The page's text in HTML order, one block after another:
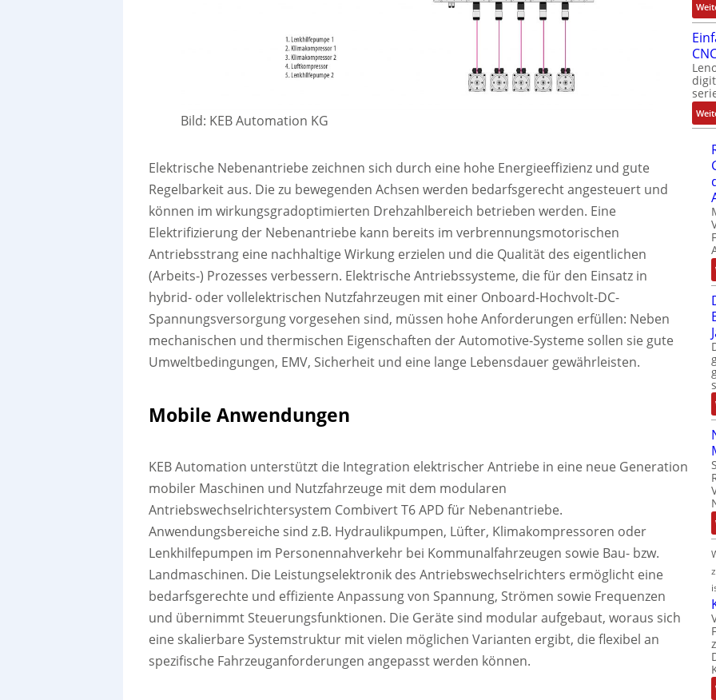
Bild: KEB Automation KG
Elektrische Nebenantriebe zeichnen sich durch eine hohe Energieeffizienz und gute
Regelbarkeit aus. Die zu bewegenden Achsen werden bedarfsgerecht angesteuert und
können im wirkungsgradoptimierten Drehzahlbereich betrieben werden. Eine
Elektrifizierung der Nebenantriebe kann bereits im verbrennungsmotorischen
Antriebsstrang eine nachhaltige Wirkung erzielen und die Qualität des eigentlichen
(Arbeits-) Prozesses verbessern. Elektrische Antriebssysteme, die für den Einsatz in
hybrid- oder vollelektrischen Nutzfahrzeugen mit einer Onboard-Hochvolt-DC-
Spannungsversorgung vorgesehen sind, müssen hohe Anforderungen erfüllen: Neben
mechanischen und thermischen Eigenschaften der Automotive-Systeme sollen sie gute
Umweltbedingungen, EMV, Sicherheit und eine lange Lebensdauer gewährleisten.
Mobile Anwendungen
KEB Automation unterstützt die Integration elektrischer Antriebe in eine neue Generation
mobiler Maschinen und Nutzfahrzeuge mit dem modularen
Antriebswechselrichtersystem Combivert T6 APD für Nebenantriebe.
Anwendungsbereiche sind z.B. Hydraulikpumpen, Lüfter, Klimakompressoren oder
Lenkhilfepumpen im Personennahverkehr bei Kommunalfahrzeugen sowie Bau- bzw.
Landmaschinen. Die Leistungselektronik des Antriebswechselrichters ermöglicht eine
bedarfsgerechte und effiziente Anpassung von Spannung, Strömen sowie Frequenzen
und übernimmt Steuerungsfunktionen. Die Geräte sind modular aufgebaut, woraus sich
eine skalierbare Systemstruktur mit vielen möglichen Varianten ergibt, die flexibel an
spezifische Fahrzeuganforderungen angepasst werden können.